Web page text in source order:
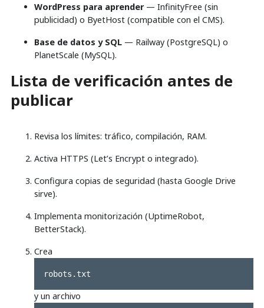
WordPress para aprender— InfinityFree (sin
publicidad) o ByetHost (compatible con el CMS).
Base de datos y SQL — Railway (PostgreSQL) o
PlanetScale (MySQL).
Lista de verificación antes de
publicar
Revisa los límites: tráfico, compilación, RAM.
Activa HTTPS (Let’s Encrypt o integrado).
Configura copias de seguridad (hasta Google Drive
sirve).
Implementa monitorización (UptimeRobot,
BetterStack).
Crea
robots.txt
y un archivo